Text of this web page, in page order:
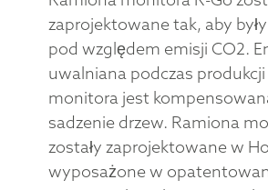
zaprojektowane tak, aby
pod względem emisji CO2.
uwalniana podczas
monitora jest
sadzenie drzew. Ramiona
zostały zaprojektowane w
wyposażone w